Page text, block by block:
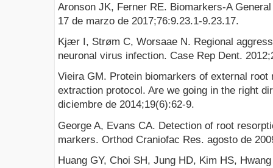
Aronson JK, Ferner RE. Biomarkers-A
17 de marzo de 2017;76:9.23.1-9.23.17.
Kjær I, Strøm C, Worsaae N. Regional
neuronal virus infection. Case Rep Dent.
Vieira GM. Protein biomarkers of external root
extraction protocol. Are we going in the right
diciembre de 2014;19(6):62-9.
George A, Evans CA. Detection of root
markers. Orthod Craniofac Res. agosto de
Huang GY, Choi SH, Jung HD, Kim HS,